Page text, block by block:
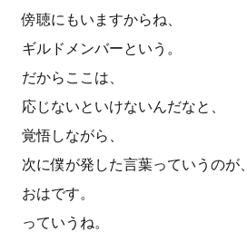
傍聴にもいますからね、
ギルドメンバーという。
だからここは、
応じないといけないんだなと、
覚悟しながら、
次に僕が発した言葉っていうのが、
おはです。
っていうね。